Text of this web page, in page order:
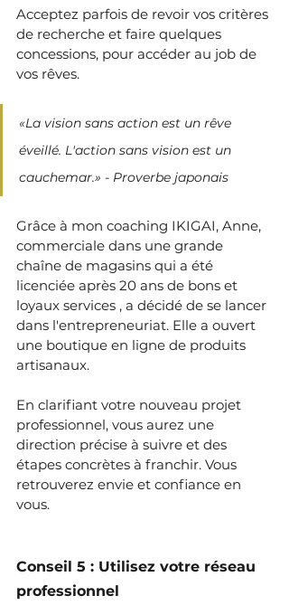
Acceptez parfois de revoir vos critères
de recherche et faire quelques
concessions, pour accéder au job de
vos rêves.
«La vision sans action est un rêve
éveillé. L'action sans vision est un
cauchemar.» - Proverbe japonais
Grâce à mon coaching IKIGAI, Anne,
commerciale dans une grande
chaîne de magasins qui a été
licenciée après 20 ans de bons et
loyaux services , a décidé de se lancer
dans l'entrepreneuriat. Elle a ouvert
une boutique en ligne de produits
artisanaux.
En clarifiant votre nouveau projet
professionnel, vous aurez une
direction précise à suivre et des
étapes concrètes à franchir. Vous
retrouverez envie et confiance en
vous.
Conseil 5 : Utilisez votre réseau
professionnel